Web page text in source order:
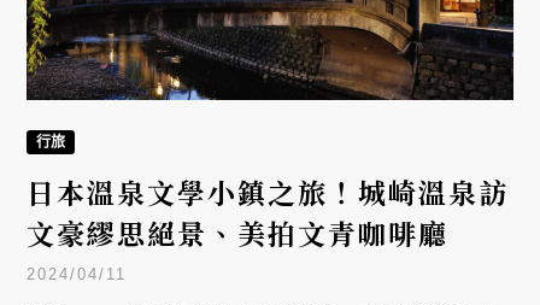
行旅
日本溫泉文學小鎮之旅！城崎溫泉訪
文豪繆思絕景、美拍文青咖啡廳
2024/04/11